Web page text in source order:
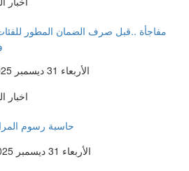
مفاجأة ..قبل صرف الضمان المطور
الأربعاء 31 ديسمبر 2025 04:10 مساءً
اخبار
حاسبة رسوم المرافقين 1447
الأربعاء 31 ديسمبر 2025 09:03 صباحاً